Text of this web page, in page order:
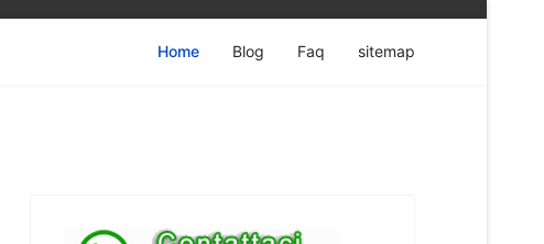
Home Blog Faq sitemap